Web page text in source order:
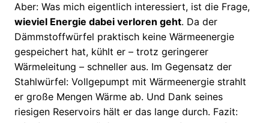
Aber: Was mich eigentlich interessiert, ist die Frage,
wieviel Energie dabei verloren geht. Da der
Dämmstoffwürfel praktisch keine Wärmeenergie
gespeichert hat, kühlt er – trotz geringerer
Wärmeleitung – schneller aus. Im Gegensatz der
Stahlwürfel: Vollgepumpt mit Wärmeenergie strahlt
er große Mengen Wärme ab. Und Dank seines
riesigen Reservoirs hält er das lange durch. Fazit: